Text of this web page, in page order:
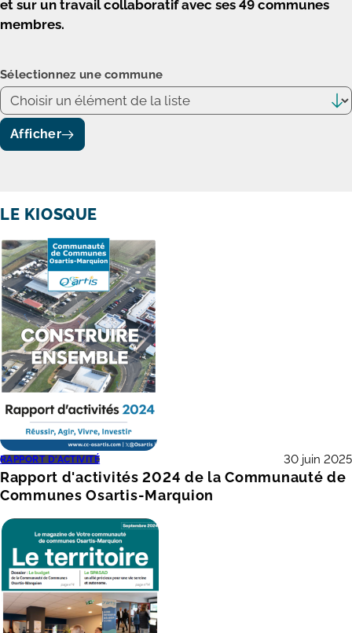
et sur un travail collaboratif avec ses 49 communes
membres.
Sélectionnez une commune
Afficher
LE KIOSQUE
Rapport d'activités 2024 de la Communauté de
Communes Osartis-Marquion
RAPPORT D'ACTIVITÉ 30 juin 2025